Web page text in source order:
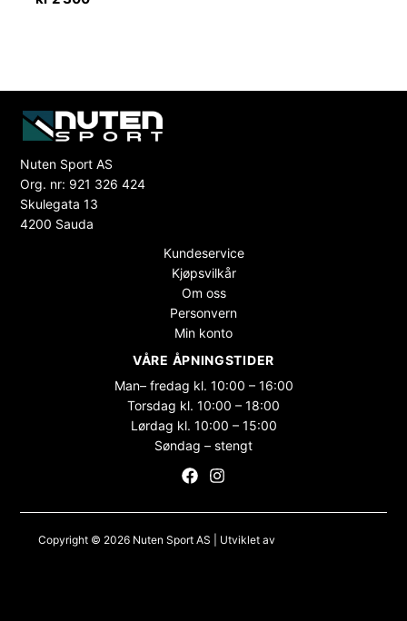
Nuten Sport AS
Org. nr: 921 326 424
Skulegata 13
4200 Sauda
Kundeservice
Kjøpsvilkår
Om oss
Personvern
Min konto
VÅRE ÅPNINGSTIDER
Man– fredag kl. 10:00 – 16:00
Torsdag kl. 10:00 – 18:00
Lørdag kl. 10:00 – 15:00
Søndag – stengt
Copyright © 2026 Nuten Sport AS | Utviklet av